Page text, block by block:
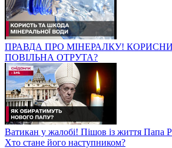
ПРАВДА ПРО МІНЕРАЛКУ!
ПОВІЛЬНА ОТРУТА?
Ватикан у жалобі! Пішов із життя Папа
Хто стане його наступником?